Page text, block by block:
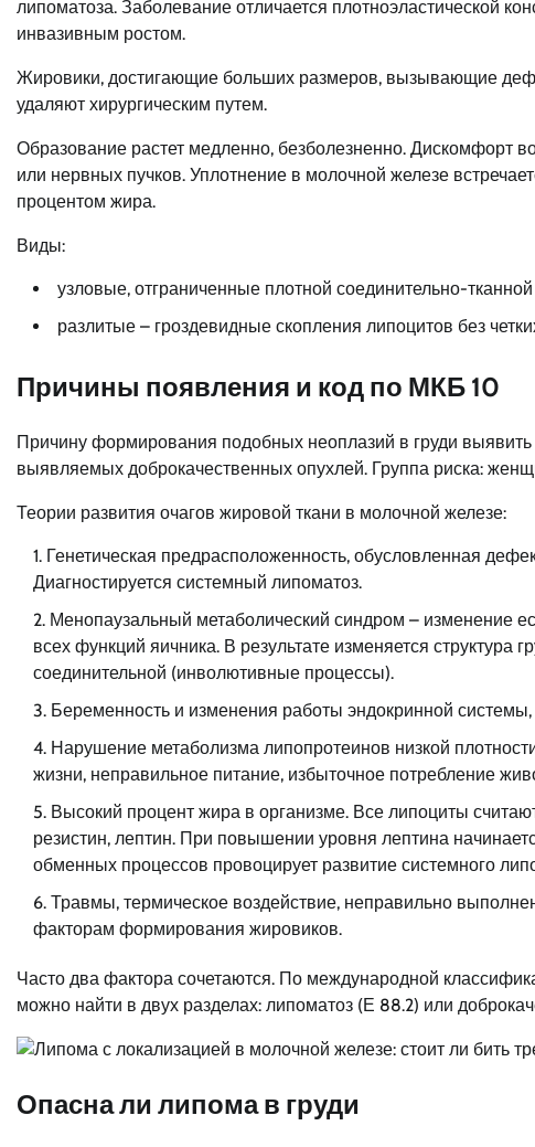
липоматоза. Заболевание отличается плотноэластической
инвазивным ростом.
Жировики, достигающие больших размеров, вызывающие
удаляют хирургическим путем.
Образование растет медленно, безболезненно. Дискомфорт
или нервных пучков. Уплотнение в молочной железе
процентом жира.
Виды:
узловые, отграниченные плотной соединительно-
разлитые – гроздевидные скопления липоцитов без
Причины появления и код по МКБ 10
Причину формирования подобных неоплазий в груди выявить
выявляемых доброкачественных опухлей. Группа риска:
Теории развития очагов жировой ткани в молочной железе:
Генетическая предрасположенность, обусловленная
Диагностируется системный липоматоз.
Менопаузальный метаболический синдром – изменение
всех функций яичника. В результате изменяется структура
соединительной (инволютивные процессы).
Беременность и изменения работы эндокринной
Нарушение метаболизма липопротеинов низкой
жизни, неправильное питание, избыточное потребление
Высокий процент жира в организме. Все липоциты
резистин, лептин. При повышении уровня лептина
обменных процессов провоцирует развитие системного
Травмы, термическое воздействие, неправильно
факторам формирования жировиков.
Часто два фактора сочетаются. По международной
можно найти в двух разделах: липоматоз (Е 88.2) или
Опасна ли липома в груди